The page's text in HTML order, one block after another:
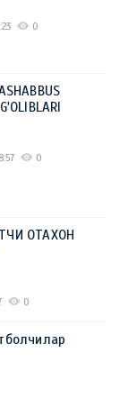
0
0
ОТАХОН
0